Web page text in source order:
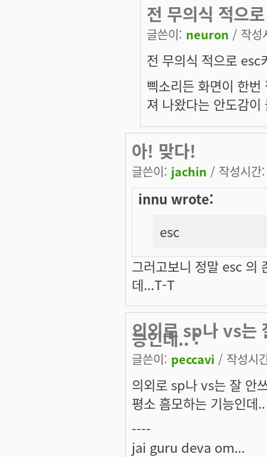
전 무의식 적으로
글쓴이: neuron / 작성
전 무의식 적으로 esc
삑소리든 화면이 한
져 나왔다는 안도감
아! 맞다!
글쓴이: jachin / 작성시
innu wrote:
esc
그러고보니 정말 esc 의
데...T-T
의외로 sp나 vs는
능인데.. :
글쓴이: peccavi / 작성시
의외로 sp나 vs는 잘 안
평소 흠모하는 기능인데
----
jai guru deva om...